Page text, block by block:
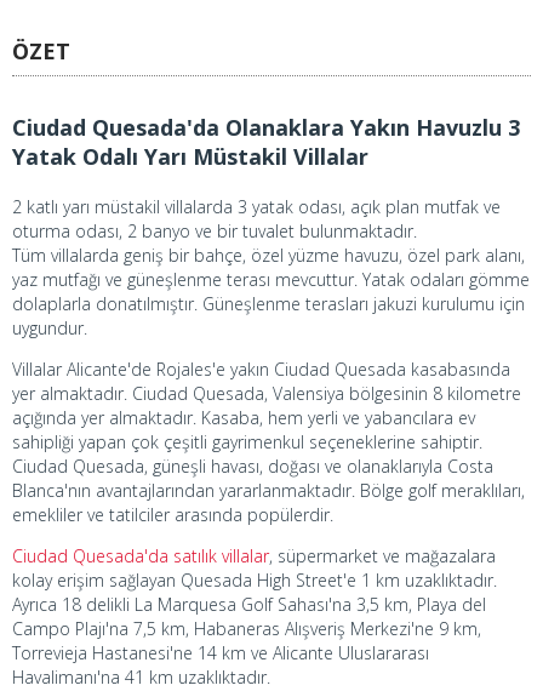
ÖZET
Ciudad Quesada'da Olanaklara Yakın Havuzlu 3
Yatak Odalı Yarı Müstakil Villalar
2 katlı yarı müstakil villalarda 3 yatak odası, açık plan mutfak ve
oturma odası, 2 banyo ve bir tuvalet bulunmaktadır.
Tüm villalarda geniş bir bahçe, özel yüzme havuzu, özel park alanı,
yaz mutfağı ve güneşlenme terası mevcuttur. Yatak odaları gömme
dolaplarla donatılmıştır. Güneşlenme terasları jakuzi kurulumu için
uygundur.
Villalar Alicante'de Rojales'e yakın Ciudad Quesada kasabasında
yer almaktadır. Ciudad Quesada, Valensiya bölgesinin 8 kilometre
açığında yer almaktadır. Kasaba, hem yerli ve yabancılara ev
sahipliği yapan çok çeşitli gayrimenkul seçeneklerine sahiptir.
Ciudad Quesada, güneşli havası, doğası ve olanaklarıyla Costa
Blanca'nın avantajlarından yararlanmaktadır. Bölge golf meraklıları,
emekliler ve tatilciler arasında popülerdir.
Ciudad Quesada'da satılık villalar, süpermarket ve mağazalara
kolay erişim sağlayan Quesada High Street'e 1 km uzaklıktadır.
Ayrıca 18 delikli La Marquesa Golf Sahası'na 3,5 km, Playa del
Campo Plajı'na 7,5 km, Habaneras Alışveriş Merkezi'ne 9 km,
Torrevieja Hastanesi'ne 14 km ve Alicante Uluslararası
Havalimanı'na 41 km uzaklıktadır.